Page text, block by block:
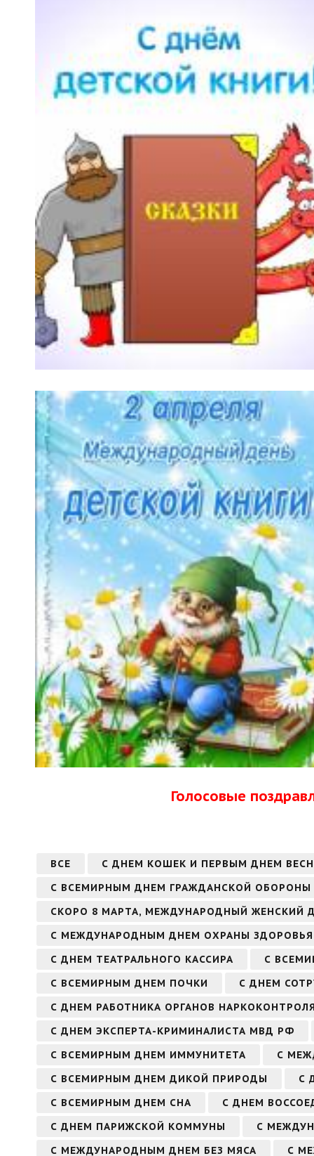
Голосовые
ВСЕ
С ДНЕМ КОШЕК И ПЕРВЫМ ДНЕМ
С ВСЕМИРНЫМ ДНЕМ ГРАЖДАНСКОЙ ОБОРОНЫ
СКОРО 8 МАРТА, МЕЖДУНАРОДНЫЙ ЖЕНСКИЙ
С МЕЖДУНАРОДНЫМ ДНЕМ ОХРАНЫ ЗДОРОВЬЯ
С ДНЕМ ТЕАТРАЛЬНОГО КАССИРА
С
С ВСЕМИРНЫМ ДНЕМ ПОЧКИ
С ДНЕМ
С ДНЕМ РАБОТНИКА ОРГАНОВ
С ДНЕМ ЭКСПЕРТА-КРИМИНАЛИСТА МВД РФ
С ВСЕМИРНЫМ ДНЕМ ИММУНИТЕТА
С
С ВСЕМИРНЫМ ДНЕМ ДИКОЙ ПРИРОДЫ
С
С ВСЕМИРНЫМ ДНЕМ СНА
С ДНЕМ
С ДНЕМ ПАРИЖСКОЙ КОММУНЫ
С
С МЕЖДУНАРОДНЫМ ДНЕМ БЕЗ МЯСА
С